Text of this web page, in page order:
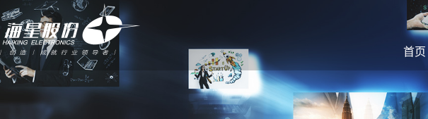
首页
公司简介 党建工作